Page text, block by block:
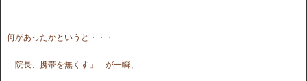
何があったかというと・・・
「院長、携帯を無くす」 が一瞬、